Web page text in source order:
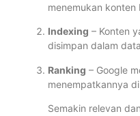
menemukan konten
Indexing – Konten
disimpan dalam
Ranking – Google
menempatkannya
Semakin relevan